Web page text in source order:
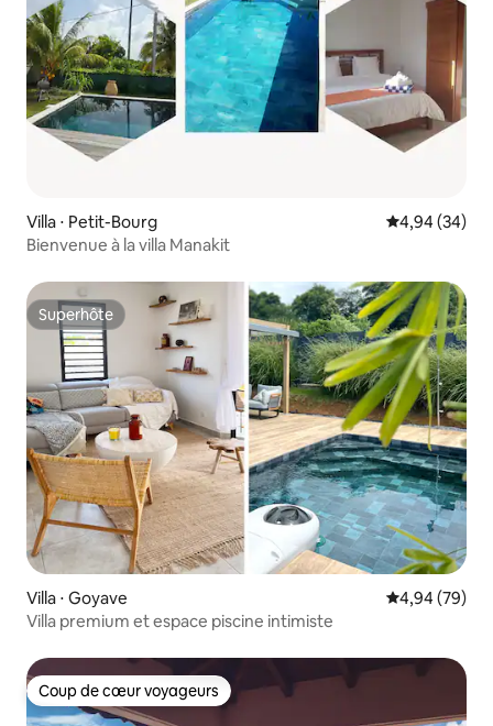
Villa ⋅ Petit-Bourg Évaluation
4,94 (34)
Bienvenue à la villa Manakit
Superhôte
Superhôte
Villa ⋅ Goyave Évaluation
4,94 (79)
Villa premium et espace piscine intimiste
Coup de cœur voyageurs
Coup de cœur voyageurs